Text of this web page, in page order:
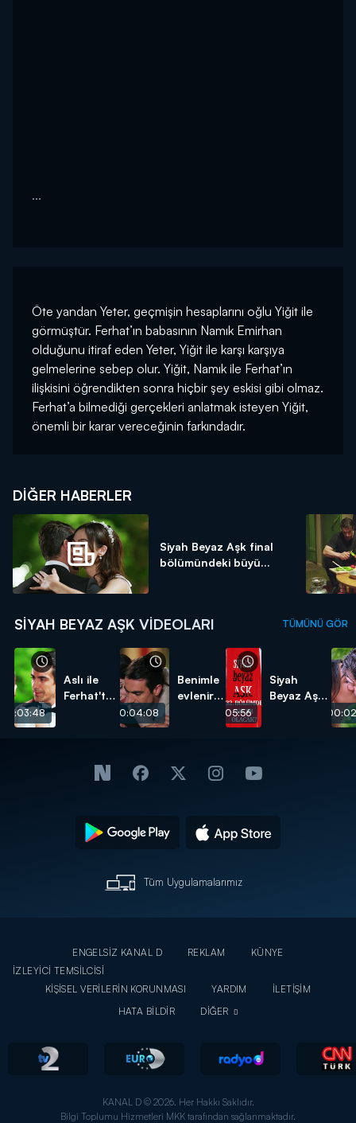
...
Öte yandan Yeter, geçmişin hesaplarını oğlu Yiğit ile
görmüştür. Ferhat’ın babasının Namık Emirhan
olduğunu itiraf eden Yeter, Yiğit ile karşı karşıya
gelmelerine sebep olur. Yiğit, Namık ile Ferhat’ın
ilişkisini öğrendikten sonra hiçbir şey eskisi gibi olmaz.
Ferhat’a bilmediği gerçekleri anlatmak isteyen Yiğit,
önemli bir karar vereceğinin farkındadır.
DIĞER HABERLER
Siyah Beyaz Aşk final
bölümündeki büyü...
SIYAH BEYAZ AŞK VIDEOLARI TÜMÜNÜ GÖR
00:03:48
Aslı ile
Ferhat'tan
00:04:08
Benimle
evlenir
00:05:56
Siyah
Beyaz Aşk
Tüm Uygulamalarımız
ENGELSİZ KANAL D REKLAM
KÜNYE
İZLEYİCİ TEMSİLCİSİ
KİŞİSEL VERİLERİN KORUNMASI
YARDIM
İLETİŞİM
HATA BİLDİR
DİĞER
KANAL D © 2026. Her Hakkı Saklıdır.
Bilgi Toplumu Hizmetleri MKK tarafından sağlanmaktadır.